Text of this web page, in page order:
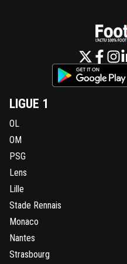
LIGUE 1
OL
OM
PSG
Lens
Lille
Stade Rennais
Monaco
Nantes
Strasbourg